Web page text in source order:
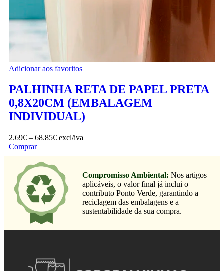
Adicionar aos favoritos
PALHINHA RETA DE PAPEL PRETA
0,8X20CM (EMBALAGEM
INDIVIDUAL)
2.69€ – 68.85€ excl/iva
Comprar
Compromisso Ambiental: Nos artigos
aplicáveis, o valor final já inclui o
contributo Ponto Verde, garantindo a
reciclagem das embalagens e a
sustentabilidade da sua compra.